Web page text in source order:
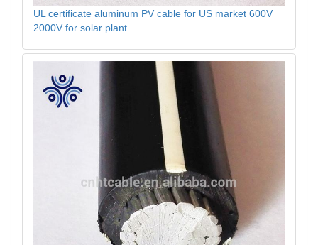
UL certificate aluminum PV cable for US market 600V
2000V for solar plant